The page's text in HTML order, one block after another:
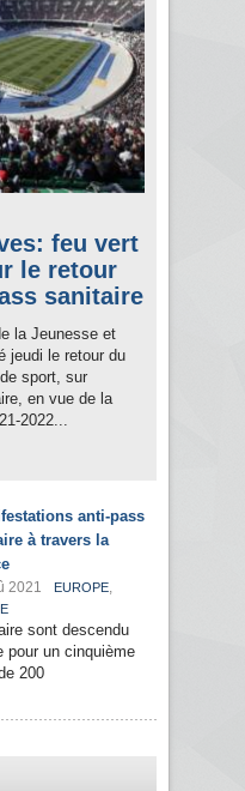
feu vert
le retour
sanitaire
la Jeunesse et
jeudi le retour du
sport, sur
en vue de la
2022...
anti-pass
à travers la
2021 EUROPE,
sont descendu
pour un cinquième
200